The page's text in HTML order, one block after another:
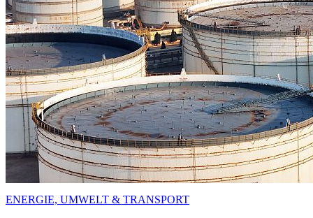
ENERGIE, UMWELT & TRANSPORT